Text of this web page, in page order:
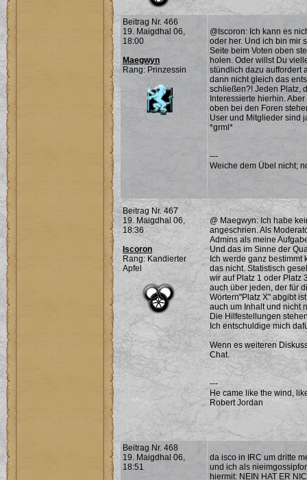
Beitrag Nr. 466
19. Maigdhal 06,
18:00
Maegwyn
Rang: Prinzessin
@Iscoron: Ich kann es
oder her. Und ich bin mir
Seite beim Voten oben
holen. Oder willst Du
stündlich dazu auffordert
dann nicht gleich das
schließen?! Jeden Platz,
Interessierte hierhin.
oben bei den Foren
User und Mitglieder sind
*grml*
---
Weiche dem Übel nicht;
Beitrag Nr. 467
19. Maigdhal 06,
18:36
Iscoron
Rang: Kandierter
Apfel
@ Maegwyn: Ich habe
angeschrien. Als
Admins als meine
Und das im Sinne der
Ich werde ganz
das nicht. Statistisch
wir auf Platz 1 oder Platz
auch über jeden, der für
Wörtern"Platz X" abgibt
auch um Inhalt und nicht
Die Hilfestellungen
Ich entschuldige mich
Wenn es weiteren
Chat.
---
He came like the wind,
Robert Jordan
Beitrag Nr. 468
19. Maigdhal 06,
18:51
da isco in IRC um dritte
und ich als
hiermit: NEIN HAT ER